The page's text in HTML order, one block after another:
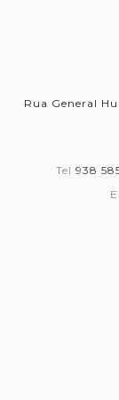
Rua General
Tel 938